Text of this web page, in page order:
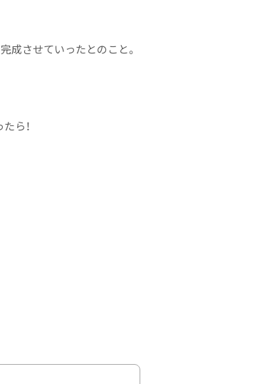
成させていったとのこと。
ら！